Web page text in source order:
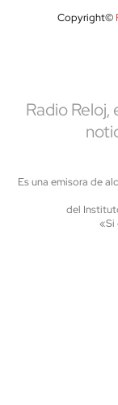
Copyright©
Radio Reloj,
Es una emisora de
del
«Si